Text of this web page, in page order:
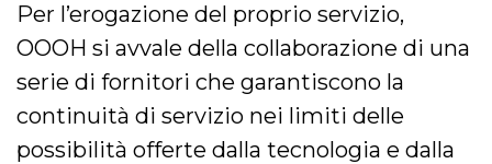
Per l’erogazione del proprio servizio,
OOOH si avvale della collaborazione di una
serie di fornitori che garantiscono la
continuità di servizio nei limiti delle
possibilità offerte dalla tecnologia e dalla